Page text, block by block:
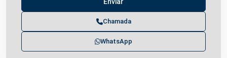
Chamada
WhatsApp